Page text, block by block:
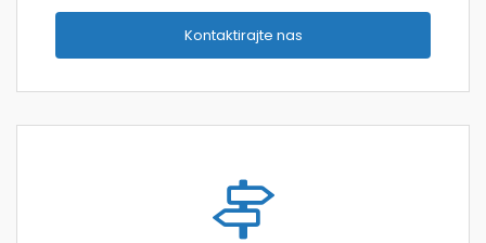
Kontaktirajte nas